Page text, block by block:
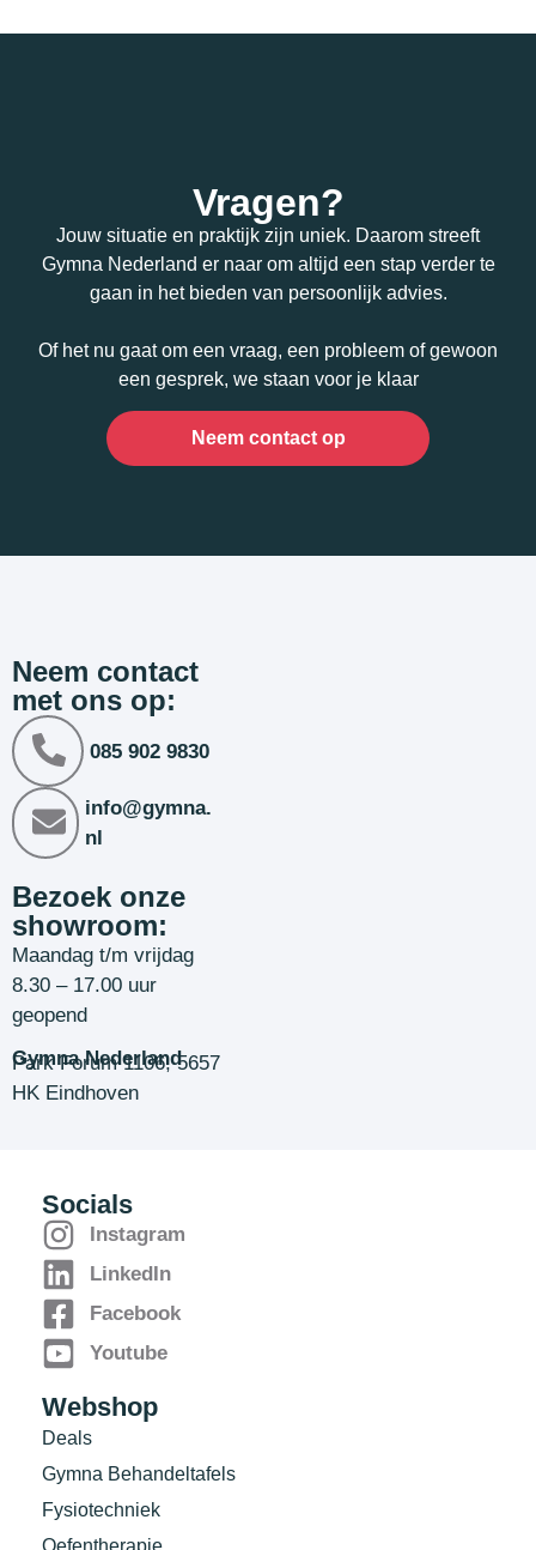
Vragen?
Jouw situatie en praktijk zijn uniek. Daarom streeft
Gymna Nederland er naar om altijd een stap verder te
gaan in het bieden van persoonlijk advies.
Of het nu gaat om een vraag, een probleem of gewoon
een gesprek, we staan voor je klaar
Neem contact op
Neem contact
met ons op:
085 902 9830
info@gymna.
nl
Bezoek onze
showroom:
Maandag t/m vrijdag
8.30 – 17.00 uur
geopend
Gymna Nederland
Park Forum 1106, 5657
HK Eindhoven
Socials
Instagram
LinkedIn
Facebook
Youtube
Webshop
Deals
Gymna Behandeltafels
Fysiotechniek
Oefentherapie